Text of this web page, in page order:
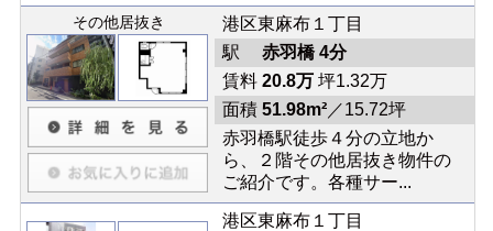
その他居抜き
港区東麻布１丁目
駅 赤羽橋 4分
賃料 20.8万坪1.32万
面積 51.98m²／15.72坪
赤羽橋駅徒歩４分の立地か
ら、２階その他居抜き物件の
ご紹介です。各種サー...
港区東麻布１丁目